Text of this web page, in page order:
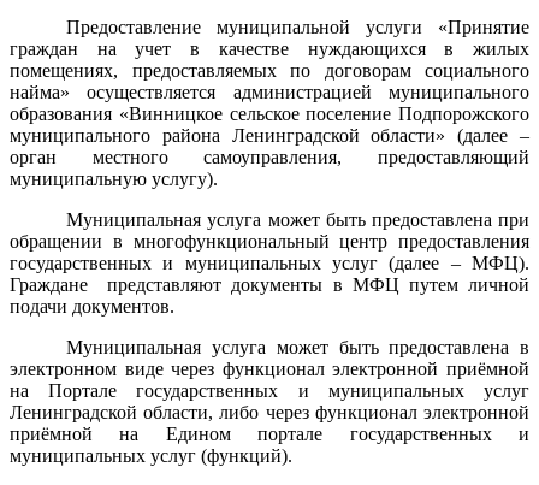
Предоставление муниципальной услуги «Принятие
граждан на учет в качестве нуждающихся в жилых
помещениях, предоставляемых по договорам социального
найма» осуществляется администрацией муниципального
образования «Винницкое сельское поселение Подпорожского
муниципального района Ленинградской области» (далее –
орган местного самоуправления, предоставляющий
муниципальную услугу).
Муниципальная услуга может быть предоставлена при
обращении в многофункциональный центр предоставления
государственных и муниципальных услуг (далее – МФЦ).
Граждане представляют документы в МФЦ путем личной
подачи документов.
Муниципальная услуга может быть предоставлена в
электронном виде через функционал электронной приёмной
на Портале государственных и муниципальных услуг
Ленинградской области, либо через функционал электронной
приёмной на Едином портале государственных и
муниципальных услуг (функций).